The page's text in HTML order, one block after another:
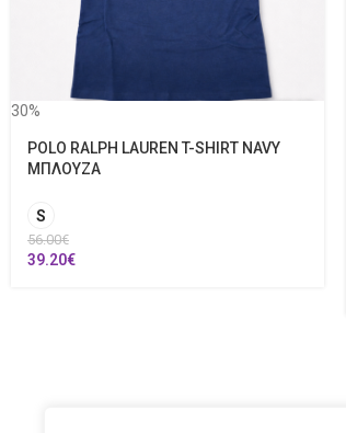
30%
POLO RALPH LAUREN T-SHIRT NAVY
ΜΠΛΟΥΖΑ
S
56.00€
39.20€